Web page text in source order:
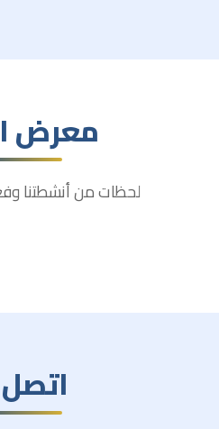
معرض
لحظات من أنشطتنا
اتصل